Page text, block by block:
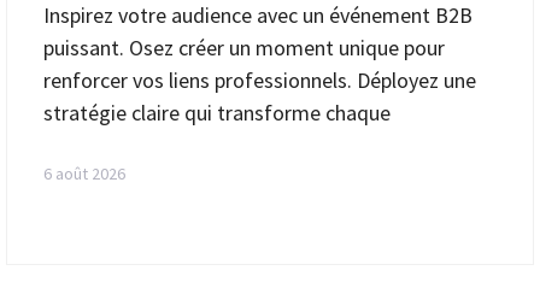
Inspirez votre audience avec un événement B2B
puissant. Osez créer un moment unique pour
renforcer vos liens professionnels. Déployez une
stratégie claire qui transforme chaque
6 août 2026